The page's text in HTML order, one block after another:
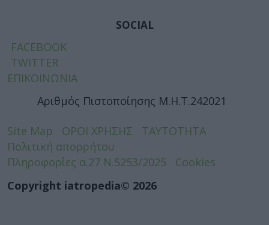
SOCIAL
FACEBOOK
TWITTER
ΕΠΙΚΟΙΝΩΝΙΑ
Αριθμός Πιστοποίησης Μ.Η.Τ.242021
Site Map ΟΡΟΙ ΧΡΗΣΗΣ
ΤΑΥΤΟΤΗΤΑ
Πολιτική απορρήτου
Πληροφορίες α.27 Ν.5253/2025
Cookies
Copyright iatropedia© 2026